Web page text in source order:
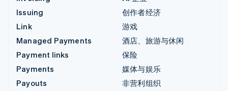
Issuing
Link
Managed Payments
Payment links
Payments
Payouts
创作者经济
游戏
酒店、旅游与休闲
保险
媒体与娱乐
非营利组织